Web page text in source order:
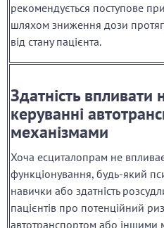
рекомендується поступове
шляхом зниження дози
від стану пацієнта.
Здатність впливати
керуванні
механізмами
Хоча есциталопрам не
функціонування, будь-який
навички або здатність
пацієнтів про потенційний
автотранспортом або іншими